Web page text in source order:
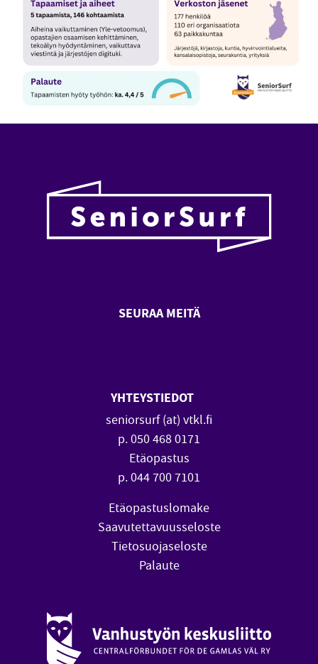
SEURAA MEITÄ
YHTEYSTIEDOT
seniorsurf (at) vtkl.fi
p. 050 468 0171
Etäopastus
p. 044 700 7101
Etäopastuslomake
Saavutettavuusseloste
Tietosuojaseloste
Palaute